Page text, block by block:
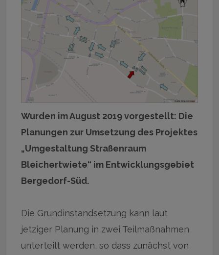
Wurden im August 2019 vorgestellt: Die
Planungen zur Umsetzung des Projektes
„Umgestaltung Straßenraum
Bleichertwiete“ im Entwicklungsgebiet
Bergedorf-Süd.
Die Grundinstandsetzung kann laut
jetziger Planung in zwei Teilmaßnahmen
unterteilt werden, so dass zunächst von